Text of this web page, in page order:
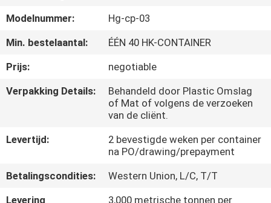
ONGEVEER
FABRIEKSREIS
KWALITEITSCONTROLE
CONTACTEER
ONS
Modelnummer:
Hg-cp-03
Min. bestelaantal:
ÉÉN 40 HK-CONTAINER
Prijs:
negotiable
Verpakking Details:
Behandeld door Plastic Omslag
of Mat of volgens de verzoeken
van de cliënt.
Levertijd:
2 bevestigde weken per container
na PO/drawing/prepayment
Betalingscondities:
Western Union, L/C, T/T
Levering
3,000 metrische tonnen per